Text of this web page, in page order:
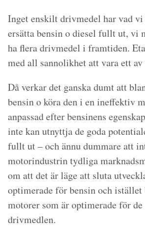
Inget enskilt drivmedel har vad
ersätta bensin o diesel fullt ut, vi
ha flera drivmedel i framtiden.
med all sannolikhet att vara ett av
Då verkar det ganska dumt att
bensin o köra den i en ineffektiv
anpassad efter bensinens
inte kan utnyttja de goda
fullt ut – och ännu dummare att
motorindustrin tydliga
om att det är läge att sluta
optimerade för bensin och
motorer som är optimerade för de
drivmedlen.